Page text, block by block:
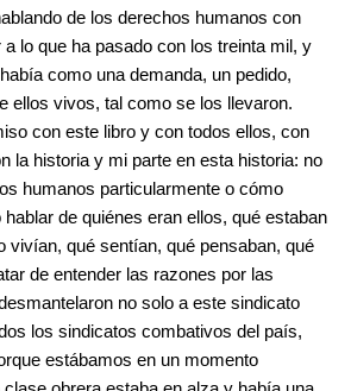
de los derechos humanos con
lo que ha pasado con los treinta mil, y
como una demanda, un pedido,
ellos vivos, tal como se los llevaron.
con este libro y con todos ellos, con
la historia y mi parte en esta historia: no
humanos particularmente o cómo
de quiénes eran ellos, qué estaban
vivían, qué sentían, qué pensaban, qué
de entender las razones por las
no solo a este sindicato
los sindicatos combativos del país,
estábamos en un momento